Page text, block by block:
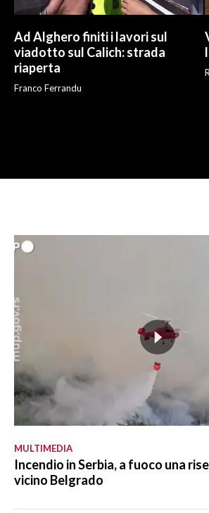
Ad Alghero finiti i lavori sul
viadotto sul Calich: strada
riaperta
Franco Ferrandu
MULTIMEDIA
Incendio in Serbia, a fuoco una
vicino Belgrado